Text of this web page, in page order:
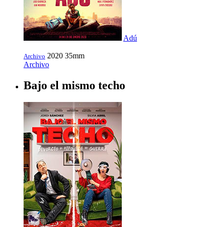
Adú
Archivo 2020 35mm
Archivo
Bajo el mismo techo